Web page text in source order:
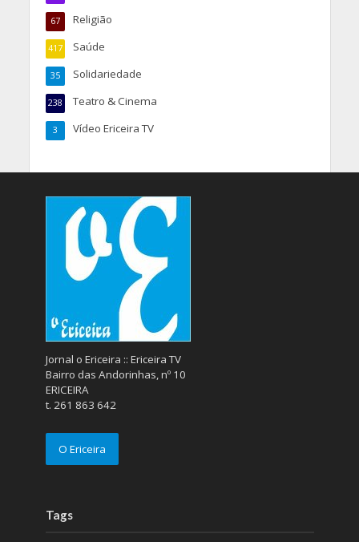
Religião
67
Saúde
417
Solidariedade
35
Teatro & Cinema
238
Vídeo Ericeira TV
3
Jornal o Ericeira :: Ericeira TV
Bairro das Andorinhas, nº 10
ERICEIRA
t. 261 863 642
O Ericeira
Tags